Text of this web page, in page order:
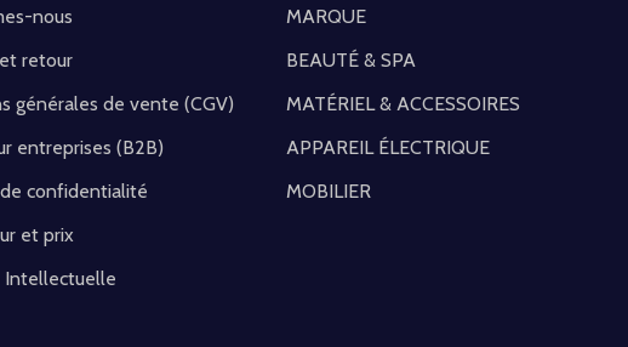
nous
retour
générales de vente (CGV)
entreprises (B2B)
confidentialité
et prix
Intellectuelle
MARQUE
BEAUTÉ & SPA
MATÉRIEL & ACCESSOIRES
APPAREIL ÉLECTRIQUE
MOBILIER